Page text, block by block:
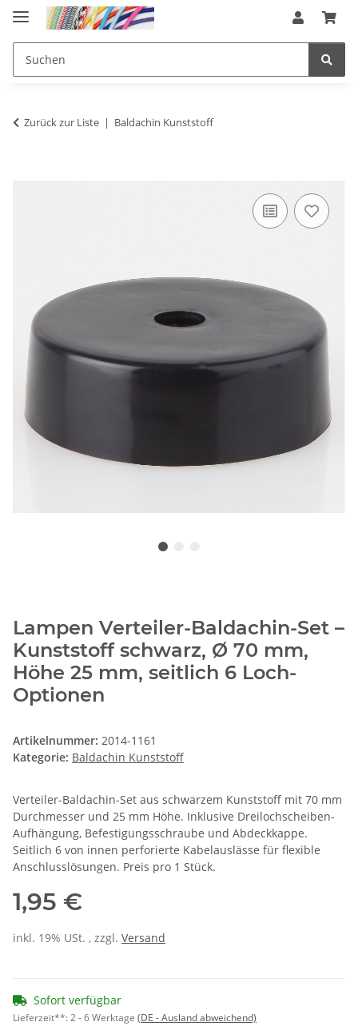
Zurück zur Liste Baldachin Kunststoff
Lampen Verteiler-Baldachin-Set –
Kunststoff schwarz, Ø 70 mm,
Höhe 25 mm, seitlich 6 Loch-
Optionen
Artikelnummer: 2014-1161
Kategorie: Baldachin Kunststoff
Verteiler-Baldachin-Set aus schwarzem Kunststoff mit 70 mm
Durchmesser und 25 mm Höhe. Inklusive Dreilochscheiben-
Aufhängung, Befestigungsschraube und Abdeckkappe.
Seitlich 6 von innen perforierte Kabelauslässe für flexible
Anschlusslösungen. Preis pro 1 Stück.
1,95 €
inkl. 19% USt. , zzgl. Versand
Sofort verfügbar
Lieferzeit**:2 - 6 Werktage (DE - Ausland abweichend)